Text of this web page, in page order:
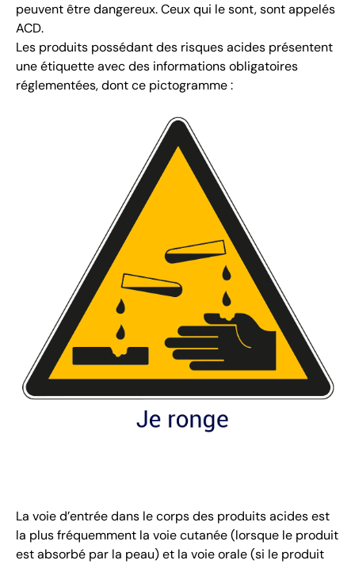
peuvent être dangereux. Ceux qui le sont, sont appelés
ACD.
Les produits possédant des risques acides présentent
une étiquette avec des informations obligatoires
réglementées, dont ce pictogramme :
La voie d’entrée dans le corps des produits acides est
la plus fréquemment la voie cutanée (lorsque le produit
est absorbé par la peau) et la voie orale (si le produit